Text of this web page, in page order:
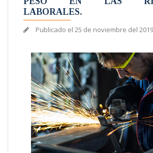
LABORALES.
Publicado el 25 de noviembre del 2019